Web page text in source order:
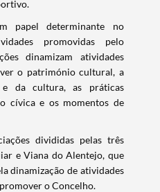
papel determinante no
promovidas pelo
dinamizam atividades
o património cultural, a
da cultura, as práticas
cívica e os momentos de
divididas pelas três
e Viana do Alentejo, que
dinamização de atividades
o Concelho.